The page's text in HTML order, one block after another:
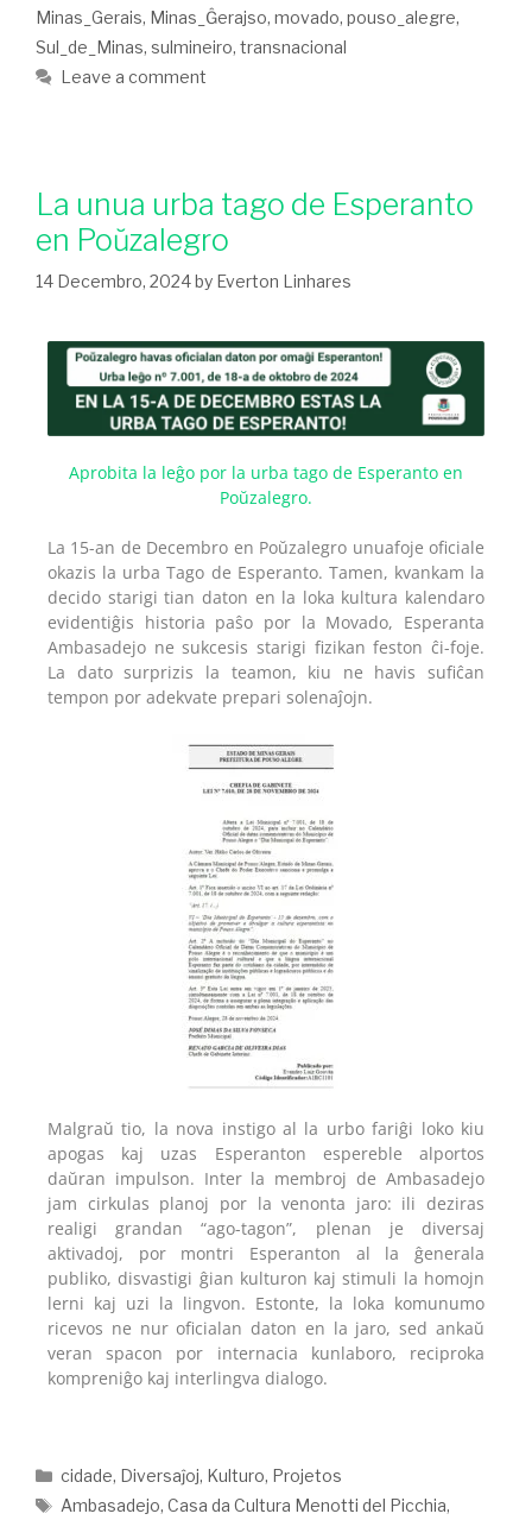
Minas_Gerais, Minas_Ĝerajso, movado, pouso_alegre,
Sul_de_Minas, sulmineiro, transnacional
Leave a comment
La unua urba tago de Esperanto
en Poŭzalegro
14 Decembro, 2024by Everton Linhares
Aprobita la leĝo por la urba tago de Esperanto en
Poŭzalegro.
La 15-an de Decembro en Poŭzalegro unuafoje oficiale
okazis la urba Tago de Esperanto. Tamen, kvankam la
decido starigi tian daton en la loka kultura kalendaro
evidentiĝis historia paŝo por la Movado, Esperanta
Ambasadejo ne sukcesis starigi fizikan feston ĉi-foje.
La dato surprizis la teamon, kiu ne havis sufiĉan
tempon por adekvate prepari solenaĵojn.
Malgraŭ tio, la nova instigo al la urbo fariĝi loko kiu
apogas kaj uzas Esperanton espereble alportos
daŭran impulson. Inter la membroj de Ambasadejo
jam cirkulas planoj por la venonta jaro: ili deziras
realigi grandan “ago-tagon”, plenan je diversaj
aktivadoj, por montri Esperanton al la ĝenerala
publiko, disvastigi ĝian kulturon kaj stimuli la homojn
lerni kaj uzi la lingvon. Estonte, la loka komunumo
ricevos ne nur oficialan daton en la jaro, sed ankaŭ
veran spacon por internacia kunlaboro, reciproka
kompreniĝo kaj interlingva dialogo.
cidade, Diversaĵoj, Kulturo, Projetos
Ambasadejo,Casa da Cultura Menotti del Picchia,